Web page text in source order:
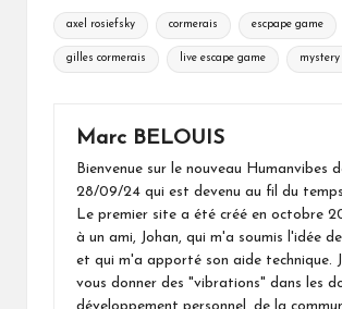
Tags:
axel rosiefsky cormerais escpape game
gilles cormerais live escape game mystery
Marc BELOUIS
Bienvenue sur le nouveau Humanvibes
28/09/24 qui est devenu au fil du
Le premier site a été créé en octobre
à un ami, Johan, qui m'a soumis l'idée
et qui m'a apporté son aide technique.
vous donner des "vibrations" dans les